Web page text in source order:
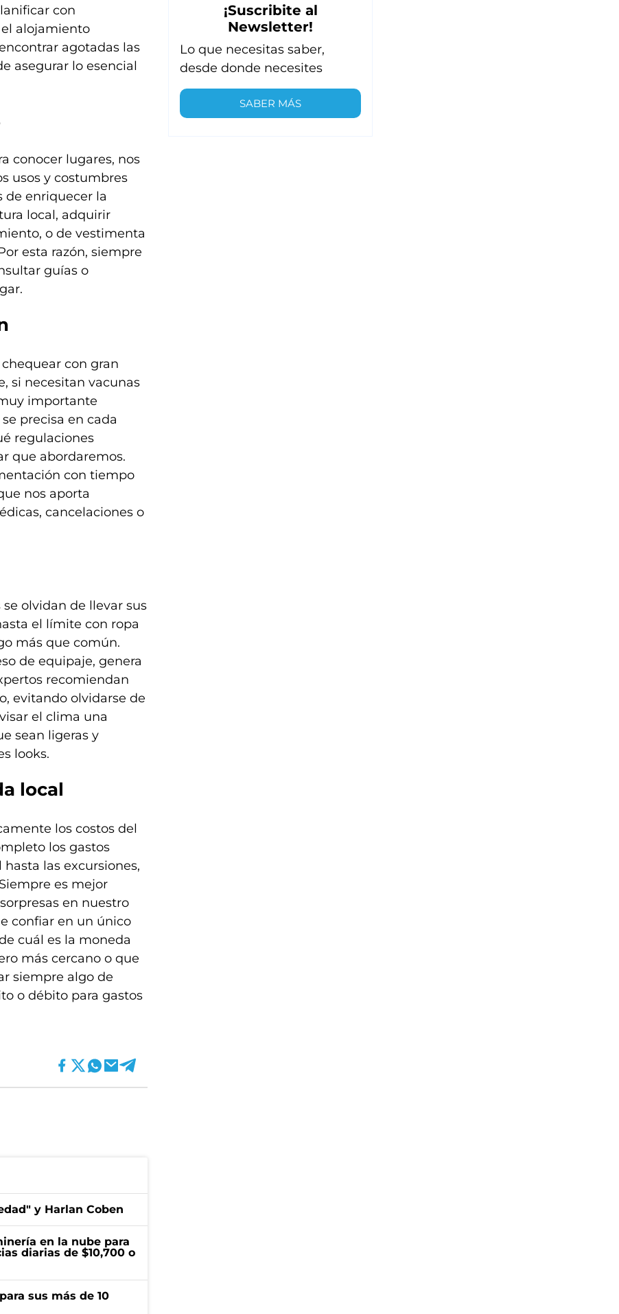
con
alojamiento
agotadas las
asegurar lo esencial
conocer lugares, nos
usos y costumbres
de enriquecer la
local, adquirir
o de vestimenta
esta razón, siempre
guías o
con gran
si necesitan vacunas
importante
precisa en cada
regulaciones
que abordaremos.
con tiempo
nos aporta
cancelaciones o
olvidan de llevar sus
el límite con ropa
más que común.
de equipaje, genera
recomiendan
evitando olvidarse de
el clima una
sean ligeras y
looks.
local
los costos del
los gastos
las excursiones,
es mejor
en nuestro
confiar en un único
cuál es la moneda
más cercano o que
siempre algo de
o débito para gastos
y Harlan Coben
en la nube para
diarias de $10,700 o
sus más de 10
¡Suscribite al
Newsletter!
Lo que necesitas saber,
desde donde necesites
SABER MÁS